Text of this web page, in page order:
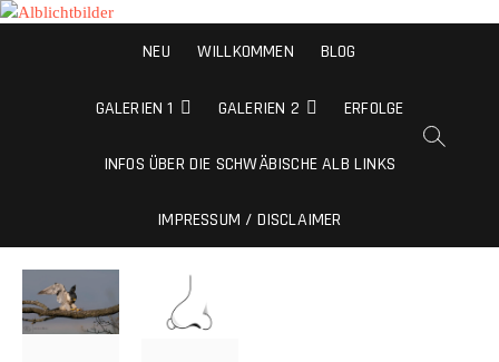
Alblichtbilder
NATURFOTOS VON DER SCHWÄBISCHEN ALB
NEU WILLKOMMEN BLOG
GALERIEN 1 GALERIEN 2 ERFOLGE
INFOS ÜBER DIE SCHWÄBISCHE ALB LINKS
IMPRESSUM / DISCLAIMER